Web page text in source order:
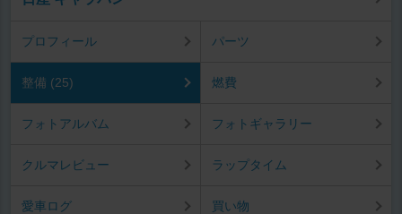
プロフィール パーツ
整備 (25) 燃費
フォトアルバム フォトギャラリー
クルマレビュー ラップタイム
愛車ログ 買い物